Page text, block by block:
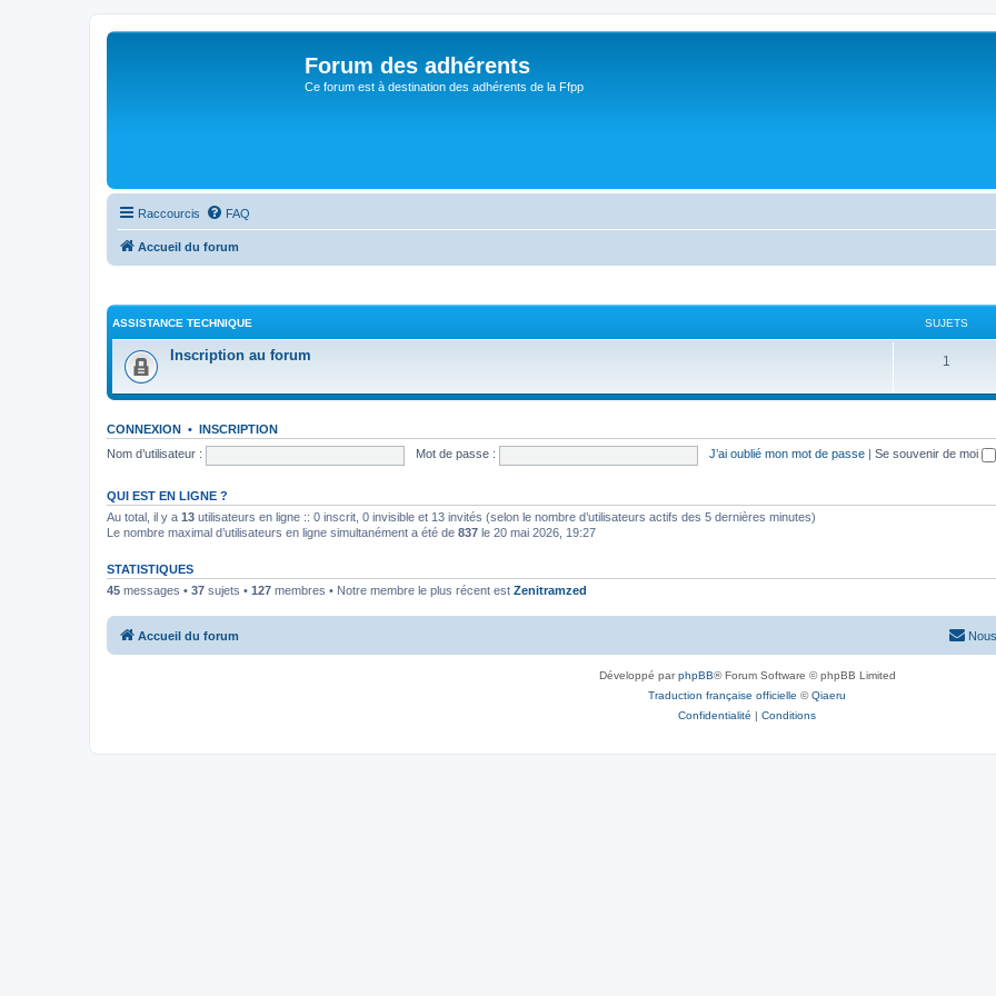
Forum des adhérents
Ce forum est à destination des adhérents de la Ffpp
Raccourcis FAQ
Accueil du forum
ASSISTANCE TECHNIQUE SUJETS
Inscription au forum 1
CONNEXION • INSCRIPTION
Nom d’utilisateur :
Mot de passe : J’ai oublié mon mot de passe Se souvenir de moi
QUI EST EN LIGNE ?
Au total, il y a 13 utilisateurs en ligne :: 0 inscrit, 0 invisible et 13 invités (selon le nombre d’utilisateurs actifs des 5 dernières minutes)
Le nombre maximal d’utilisateurs en ligne simultanément a été de 837 le 20 mai 2026, 19:27
STATISTIQUES
45 messages • 37 sujets • 127 membres • Notre membre le plus récent est Zenitramzed
Accueil du forum
Développé parphpBB® Forum Software © phpBB Limited
Traduction française officielle ©Qiaeru
Confidentialité | Conditions